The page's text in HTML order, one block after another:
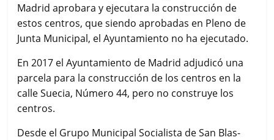
Madrid aprobara y ejecutara la construcción de
estos centros, que siendo aprobadas en Pleno de
Junta Municipal, el Ayuntamiento no ha ejecutado.
En 2017 el Ayuntamiento de Madrid adjudicó una
parcela para la construcción de los centros en la
calle Suecia, Número 44, pero no construye los
centros.
Desde el Grupo Municipal Socialista de San Blas-